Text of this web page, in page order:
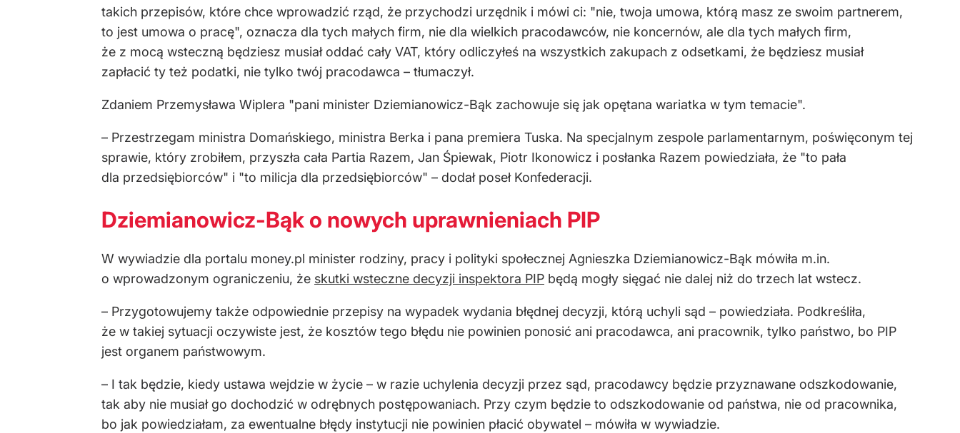
takich przepisów, które chce wprowadzić rząd, że przychodzi urzędnik i mówi ci: "nie, twoja umowa, którą masz ze swoim partnerem,
to jest umowa o pracę", oznacza dla tych małych firm, nie dla wielkich pracodawców, nie koncernów, ale dla tych małych firm,
że z mocą wsteczną będziesz musiał oddać cały VAT, który odliczyłeś na wszystkich zakupach z odsetkami, że będziesz musiał
zapłacić ty też podatki, nie tylko twój pracodawca – tłumaczył.
Zdaniem Przemysława Wiplera "pani minister Dziemianowicz-Bąk zachowuje się jak opętana wariatka w tym temacie".
– Przestrzegam ministra Domańskiego, ministra Berka i pana premiera Tuska. Na specjalnym zespole parlamentarnym, poświęconym tej
sprawie, który zrobiłem, przyszła cała Partia Razem, Jan Śpiewak, Piotr Ikonowicz i posłanka Razem powiedziała, że "to pała
dla przedsiębiorców" i "to milicja dla przedsiębiorców" – dodał poseł Konfederacji.
Dziemianowicz-Bąk o nowych uprawnieniach PIP
W wywiadzie dla portalu money.pl minister rodziny, pracy i polityki społecznej Agnieszka Dziemianowicz-Bąk mówiła m.in.
o wprowadzonym ograniczeniu, że skutki wsteczne decyzji inspektora PIP będą mogły sięgać nie dalej niż do trzech lat wstecz.
– Przygotowujemy także odpowiednie przepisy na wypadek wydania błędnej decyzji, którą uchyli sąd – powiedziała. Podkreśliła,
że w takiej sytuacji oczywiste jest, że kosztów tego błędu nie powinien ponosić ani pracodawca, ani pracownik, tylko państwo, bo PIP
jest organem państwowym.
– I tak będzie, kiedy ustawa wejdzie w życie – w razie uchylenia decyzji przez sąd, pracodawcy będzie przyznawane odszkodowanie,
tak aby nie musiał go dochodzić w odrębnych postępowaniach. Przy czym będzie to odszkodowanie od państwa, nie od pracownika,
bo jak powiedziałam, za ewentualne błędy instytucji nie powinien płacić obywatel – mówiła w wywiadzie.